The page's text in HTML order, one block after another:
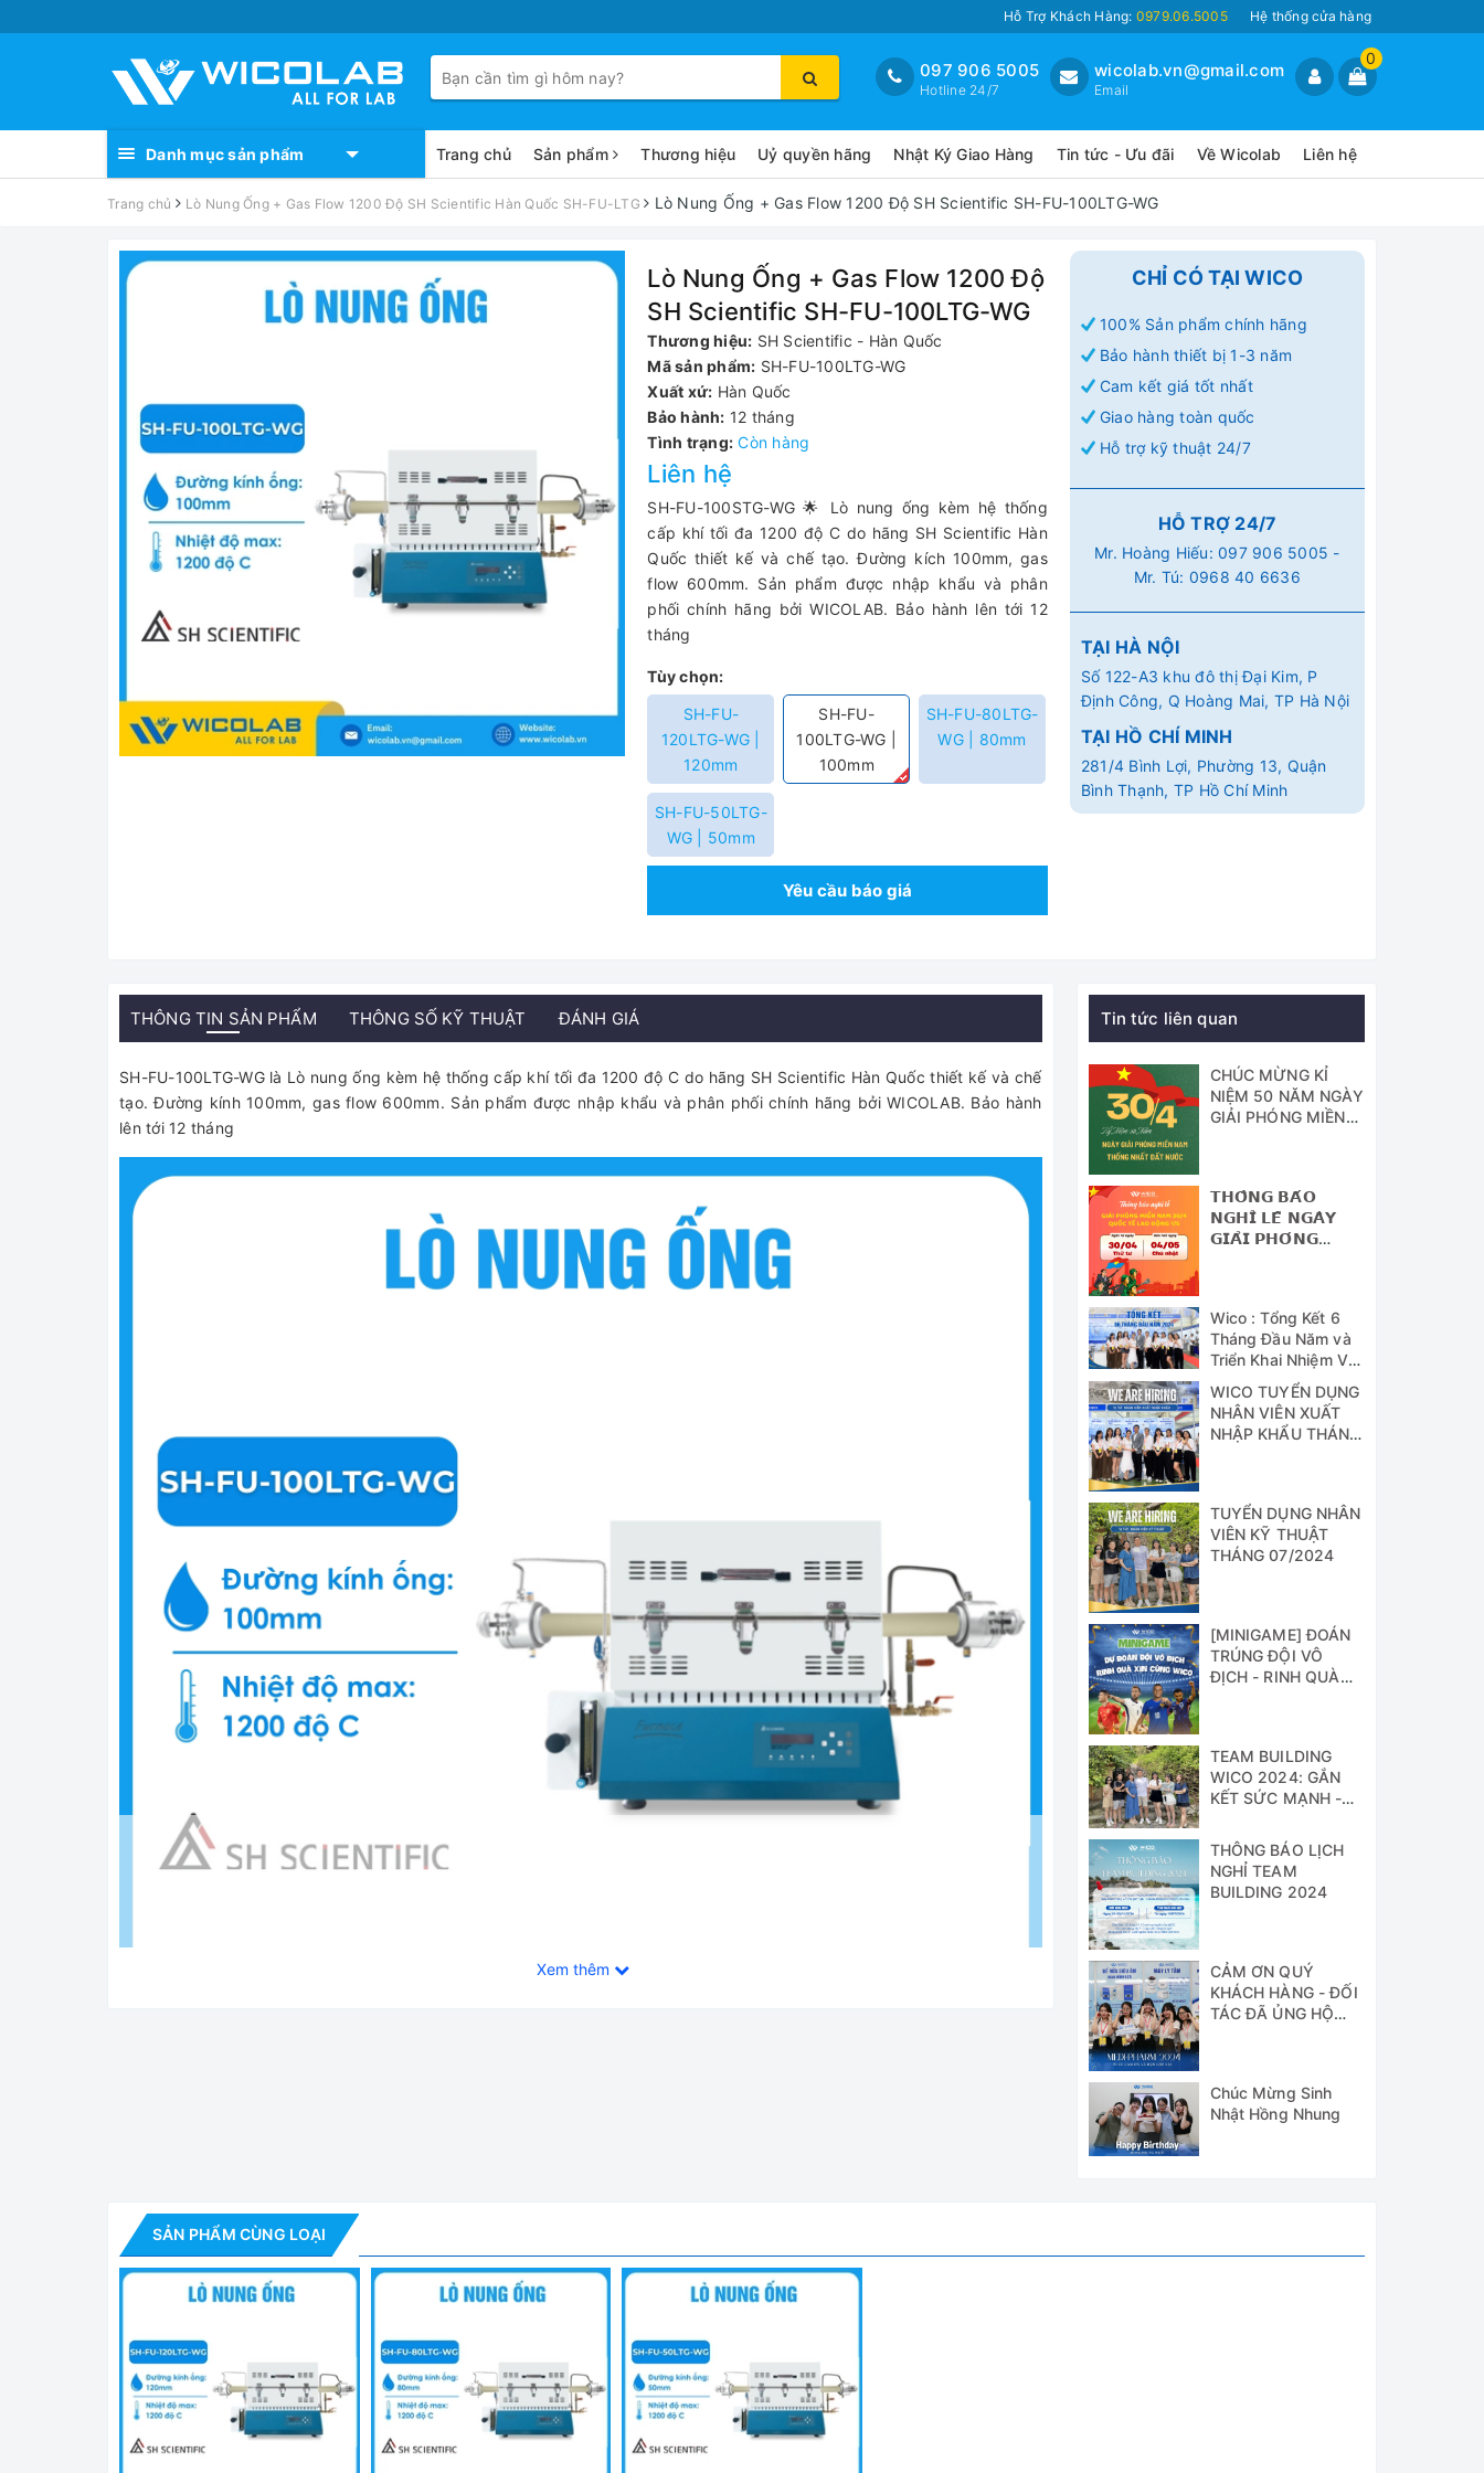
Hỗ Trợ Khách Hàng: 0979.06.5005 Hệ thống cửa hàng
0
wicolab.vn@gmail.com
Email
097 906 5005
Hotline 24/7
Danh mục sản phẩm Trang chủ Sản phẩm Thương hiệu Uỷ quyền hãng Nhật Ký Giao Hàng Tin tức - Ưu đãi Về Wicolab Liên hệ
Trang chủ Lò Nung Ống + Gas Flow 1200 Độ SH Scientific Hàn Quốc SH-FU-LTG Lò Nung Ống + Gas Flow 1200 Độ SH Scientific SH-FU-100LTG-WG
Lò Nung Ống + Gas Flow 1200 Độ
SH Scientific SH-FU-100LTG-WG
Thương hiệu: SH Scientific - Hàn Quốc
Mã sản phẩm: SH-FU-100LTG-WG
Xuất xứ: Hàn Quốc
Bảo hành: 12 tháng
Tình trạng: Còn hàng
Liên hệ
SH-FU-100STG-WG 🌟 Lò nung ống kèm hệ thống
cấp khí tối đa 1200 độ C do hãng SH Scientific Hàn
Quốc thiết kế và chế tạo. Đường kích 100mm, gas
flow 600mm. Sản phẩm được nhập khẩu và phân
phối chính hãng bởi WICOLAB. Bảo hành lên tới 12
tháng
Tùy chọn:
SH-FU-
120LTG-WG |
120mm
SH-FU-
100LTG-WG |
100mm
SH-FU-80LTG-
WG | 80mm
SH-FU-50LTG-
WG | 50mm
Yêu cầu báo giá
CHỈ CÓ TẠI WICO
100% Sản phẩm chính hãng
Bảo hành thiết bị 1-3 năm
Cam kết giá tốt nhất
Giao hàng toàn quốc
Hỗ trợ kỹ thuật 24/7
HỖ TRỢ 24/7
Mr. Hoàng Hiếu:097 906 5005 -
Mr. Tú: 0968 40 6636
TẠI HÀ NỘI
Số 122-A3 khu đô thị Đại Kim, P
Định Công, Q Hoàng Mai, TP Hà Nội
TẠI HỒ CHÍ MINH
281/4 Bình Lợi, Phường 13, Quận
Bình Thạnh, TP Hồ Chí Minh
THÔNG TIN SẢN PHẨM THÔNG SỐ KỸ THUẬT ĐÁNH GIÁ
SH-FU-100LTG-WG là Lò nung ống kèm hệ thống cấp khí tối đa 1200 độ C do hãng SH Scientific Hàn Quốc thiết kế và chế
tạo. Đường kính 100mm, gas flow 600mm. Sản phẩm được nhập khẩu và phân phối chính hãng bởi WICOLAB. Bảo hành
lên tới 12 tháng
- Lò nung SH-FU-LTG Series:
+ Lò ống thông thường có cửa bản lề
+ Vỏ kép và nhiệt độ bề mặt thấp (29 ~ 30 độ C ở 800 độ C)
+ Nhiệt độ nung lý tưởng được khuyến nghị là dưới 1000 độ C
+ Độ bền cao nhờ bộ phận gia nhiệt Kanthal
+ Thích hợp cho thí nghiệm trao đổi khí
Xem thêm
Tin tức liên quan
CHÚC MỪNG KỈ
NIỆM 50 NĂM NGÀY
GIẢI PHÓNG MIỀN
𝗧𝗛𝗢̂𝗡𝗚 𝗕𝗔́𝗢
𝗡𝗚𝗛𝗜̉ 𝗟𝗘̂̃ 𝗡𝗚𝗔̀𝗬
𝗚𝗜𝗔̉𝗜 𝗣𝗛𝗢́𝗡𝗚
(𝟭/𝟱)
Wico : Tổng Kết 6
Tháng Đầu Năm và
Triển Khai Nhiệm Vụ
Công Tác 6 Tháng
Cuối Năm 2024
WICO TUYỂN DỤNG
NHÂN VIÊN XUẤT
NHẬP KHẨU THÁNG
TUYỂN DỤNG NHÂN
VIÊN KỸ THUẬT
THÁNG 07/2024
[MINIGAME] ĐOÁN
TRÚNG ĐỘI VÔ
ĐỊCH - RINH QUÀ
TEAM BUILDING
WICO 2024: GẮN
KẾT SỨC MẠNH -
THÀNH CÔNG
THÔNG BÁO LỊCH
NGHỈ TEAM
BUILDING 2024
CẢM ƠN QUÝ
KHÁCH HÀNG - ĐỐI
TÁC ĐÃ ỦNG HỘ
Chúc Mừng Sinh
Nhật Hồng Nhung
SẢN PHẨM CÙNG LOẠI